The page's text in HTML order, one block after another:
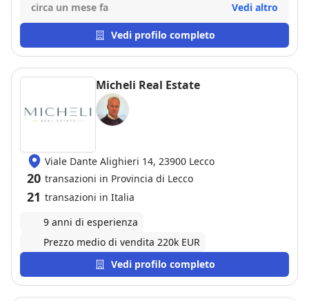
tutto il staff, anche nei momenti più duri quando
dato il giusto appoggio per non perdere la speranza
che tutto vada bene.Grazie Bruno per l'impegno che
l'anima che metti in questo lavoro. PS: manderò da te
chi sento che cerca la casa dei suoi sogni.
circa un mese fa Vedi altro
Vedi profilo completo
Micheli Real Estate
Viale Dante Alighieri 14, 23900 Lecco
20 transazioni in Provincia di Lecco
21 transazioni in Italia
9 anni di esperienza
Prezzo medio di vendita 220k EUR
Vedi profilo completo